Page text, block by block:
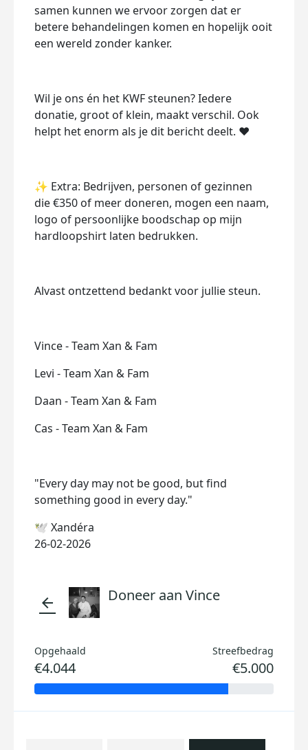
samen kunnen we ervoor zorgen dat er
betere behandelingen komen en hopelijk ooit
een wereld zonder kanker.
Wil je ons én het KWF steunen? Iedere
donatie, groot of klein, maakt verschil. Ook
helpt het enorm als je dit bericht deelt. ❤️
✨ Extra: Bedrijven, personen of gezinnen
die€350 of meerdoneren, mogen een naam,
logo of persoonlijke boodschap op mijn
hardloopshirt laten bedrukken.
Alvast ontzettend bedankt voor jullie steun.
Vince - Team Xan & Fam
Levi - Team Xan & Fam
Daan - Team Xan & Fam
Cas - Team Xan & Fam
"Every day may not be good, but find
something good in every day."
🕊️ Xandéra
26-02-2026
arrow_back Doneer aan Vince
Opgehaald
€4.044
Streefbedrag
€5.000